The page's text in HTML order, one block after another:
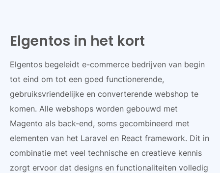
Elgentos in het kort
Elgentos begeleidt e-commerce bedrijven van begin
tot eind om tot een goed functionerende,
gebruiksvriendelijke en converterende webshop te
komen. Alle webshops worden gebouwd met
Magento als back-end, soms gecombineerd met
elementen van het Laravel en React framework. Dit in
combinatie met veel technische en creatieve kennis
zorgt ervoor dat designs en functionaliteiten volledig